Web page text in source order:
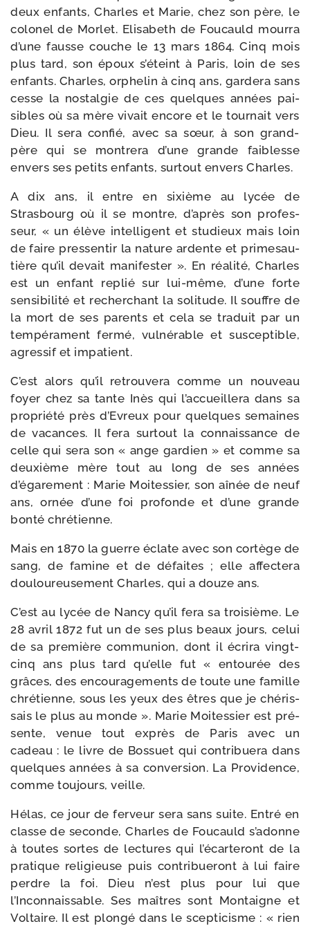
deux enfants, Charles et Marie, chez son père, le
colo­nel de Morlet. Elisabeth de Foucauld mour­ra
d’une fausse couche le 13 mars 1864. Cinq mois
plus tard, son époux s’éteint à Paris, loin de ses
enfants. Charles, orphe­lin à cinq ans, gar­de­ra sans
cesse la nos­tal­gie de ces quelques années pai­
sibles où sa mère vivait encore et le tour­nait vers
Dieu. Il sera confié, avec sa sœur, à son grand-​
père qui se mon­tre­ra d’une grande fai­blesse
envers ses petits enfants, sur­tout envers Charles.
A dix ans, il entre en sixième au lycée de
Strasbourg où il se montre, d’après son pro­fes­
seur, « un élève intel­li­gent et stu­dieux mais loin
de faire pres­sen­tir la nature ardente et pri­me­sau­
tière qu’il devait mani­fes­ter ». En réa­li­té, Charles
est un enfant replié sur lui-​même, d’une forte
sen­si­bi­li­té et recher­chant la soli­tude. Il souffre de
la mort de ses parents et cela se tra­duit par un
tem­pé­ra­ment fer­mé, vul­né­rable et sus­cep­tible,
agres­sif et impatient.
C’est alors qu’il retrou­ve­ra comme un nou­veau
foyer chez sa tante Inès qui l’accueillera dans sa
pro­prié­té près d’Evreux pour quelques semaines
de vacances. Il fera sur­tout la connais­sance de
celle qui sera son « ange gar­dien » et comme sa
deuxième mère tout au long de ses années
d’égarement : Marie Moitessier, son aînée de neuf
ans, ornée d’une foi pro­fonde et d’une grande
bon­té chrétienne.
Mais en 1870 la guerre éclate avec son cor­tège de
sang, de famine et de défaites ; elle affec­te­ra
dou­lou­reu­se­ment Charles, qui a douze ans.
C’est au lycée de Nancy qu’il fera sa troi­sième. Le
28 avril 1872 fut un de ses plus beaux jours, celui
de sa pre­mière com­mu­nion, dont il écri­ra vingt-​
cinq ans plus tard qu’elle fut « entou­rée des
grâces, des encou­ra­ge­ments de toute une famille
chré­tienne, sous les yeux des êtres que je ché­ris­
sais le plus au monde ». Marie Moitessier est pré­
sente, venue tout exprès de Paris avec un
cadeau : le livre de Bossuet qui contri­bue­ra dans
quelques années à sa conver­sion. La Providence,
comme tou­jours, veille.
Hélas, ce jour de fer­veur sera sans suite. Entré en
classe de seconde, Charles de Foucauld s’adonne
à toutes sortes de lec­tures qui l’écarteront de la
pra­tique reli­gieuse puis contri­bue­ront à lui faire
perdre la foi. Dieu n’est plus pour lui que
l’Inconnaissable. Ses maîtres sont Montaigne et
Voltaire. Il est plon­gé dans le scep­ti­cisme : « rien